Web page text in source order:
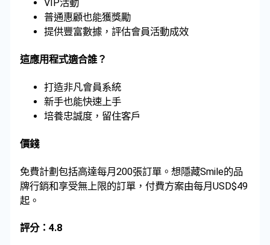
VIP活動
普通惠顧也能獲獎勵
提供豐富數據，評估會員活動成效
這應用程式適合誰？
打造非凡會員系統
新手也能快速上手
培養忠誠度，留住客戶
價錢
免費計劃包括高達每月200張訂單。想隱藏Smile的品
牌行銷和享受無上限的訂單，付費方案由每月USD$49
起。
評分：4.8